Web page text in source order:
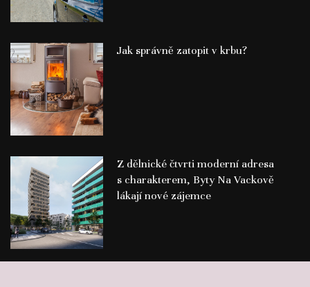
Jak správně zatopit v krbu?
Z dělnické čtvrti moderní adresa
s charakterem, Byty Na Vackově
lákají nové zájemce